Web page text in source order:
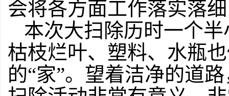
会将各方面工作落实落细
本次大扫除历时一个
枯枝烂叶、塑料、水瓶
的“家”。望着洁净的道